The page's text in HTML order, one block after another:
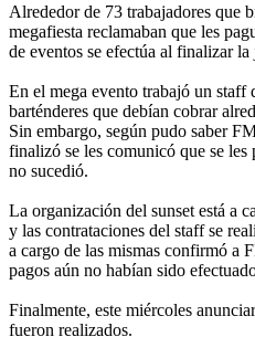
Alrededor de 73 trabajadores que
megafiesta reclamaban que les
de eventos se efectúa al finalizar
En el mega evento trabajó un staff
barténderes que debían cobrar
Sin embargo, según pudo saber
finalizó se les comunicó que se
no sucedió.
La organización del sunset está a
y las contrataciones del staff se
a cargo de las mismas confirmó a
pagos aún no habían sido
Finalmente, este miércoles
fueron realizados.